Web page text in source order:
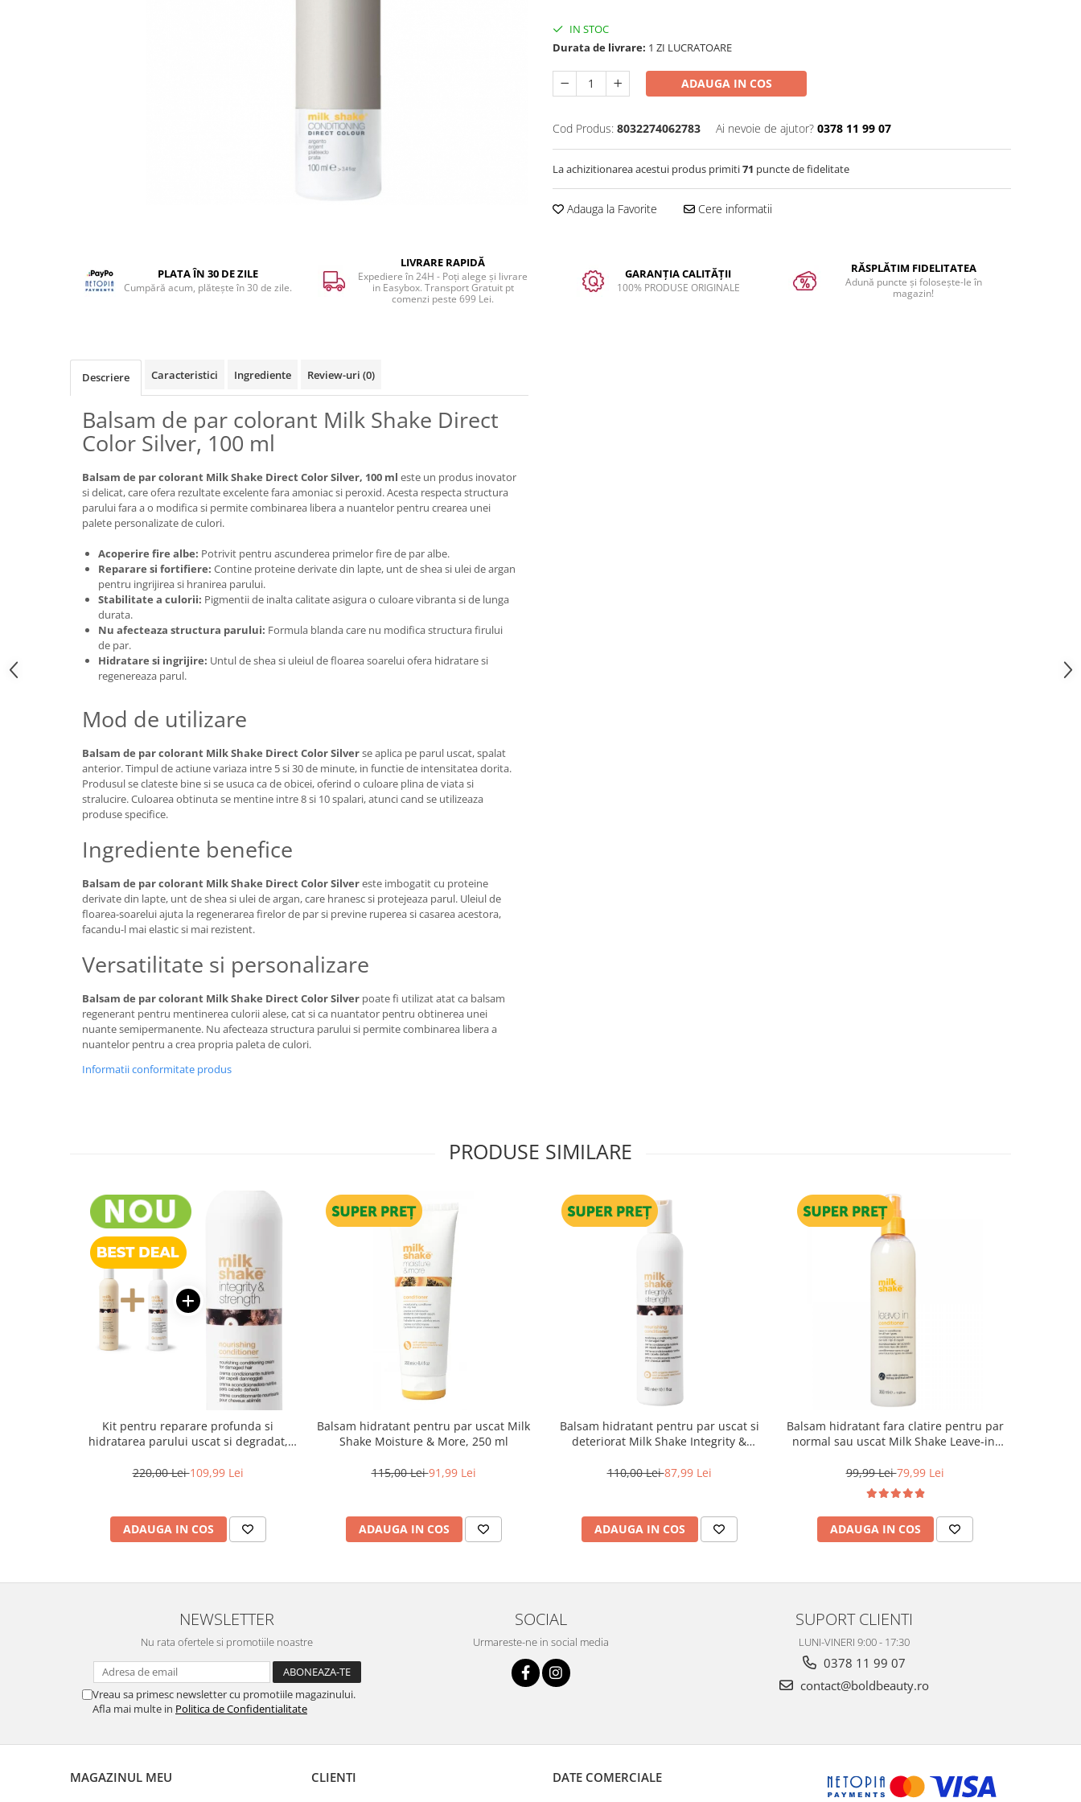
IN STOC
Durata de livrare: 1 ZI LUCRATOARE
ADAUGA IN COS
Cod Produs: 8032274062783 Ai nevoie de ajutor? 0378 11 99 07
La achizitionarea acestui produs primiti71 puncte de fidelitate
Adauga la Favorite Cere informatii
PLATA ÎN 30 DE ZILE
Cumpără acum, plătește în 30 de zile.
LIVRARE RAPIDĂ
Expediere în 24H - Poți alege și livrare
in Easybox. Transport Gratuit pt
comenzi peste 699 Lei.
GARANȚIA CALITĂȚII
100% PRODUSE ORIGINALE
RĂSPLĂTIM FIDELITATEA
Adună puncte și folosește-le în
magazin!
Descriere Caracteristici Ingrediente Review-uri (0)
Balsam de par colorant Milk Shake Direct
Color Silver, 100 ml
Balsam de par colorant Milk Shake Direct Color Silver, 100 ml este un produs inovator
si delicat, care ofera rezultate excelente fara amoniac si peroxid. Acesta respecta structura
parului fara a o modifica si permite combinarea libera a nuantelor pentru crearea unei
palete personalizate de culori.
Acoperire fire albe: Potrivit pentru ascunderea primelor fire de par albe.
Reparare si fortifiere: Contine proteine derivate din lapte, unt de shea si ulei de argan
pentru ingrijirea si hranirea parului.
Stabilitate a culorii: Pigmentii de inalta calitate asigura o culoare vibranta si de lunga
durata.
Nu afecteaza structura parului: Formula blanda care nu modifica structura firului
de par.
Hidratare si ingrijire: Untul de shea si uleiul de floarea soarelui ofera hidratare si
regenereaza parul.
Mod de utilizare
Balsam de par colorant Milk Shake Direct Color Silverse aplica pe parul uscat, spalat
anterior. Timpul de actiune variaza intre 5 si 30 de minute, in functie de intensitatea dorita.
Produsul se clateste bine si se usuca ca de obicei, oferind o culoare plina de viata si
stralucire. Culoarea obtinuta se mentine intre 8 si 10 spalari, atunci cand se utilizeaza
produse specifice.
Ingrediente benefice
Balsam de par colorant Milk Shake Direct Color Silvereste imbogatit cu proteine
derivate din lapte, unt de shea si ulei de argan, care hranesc si protejeaza parul. Uleiul de
floarea-soarelui ajuta la regenerarea firelor de par si previne ruperea si casarea acestora,
facandu-l mai elastic si mai rezistent.
Versatilitate si personalizare
Balsam de par colorant Milk Shake Direct Color Silver poate fi utilizat atat ca balsam
regenerant pentru mentinerea culorii alese, cat si ca nuantator pentru obtinerea unei
nuante semipermanente. Nu afecteaza structura parului si permite combinarea libera a
nuantelor pentru a crea propria paleta de culori.
Informatii conformitate produs
PRODUSE SIMILARE
Kit pentru reparare profunda si
hidratarea parului uscat si degradat,
Nourishing
220,00 Lei109,99 Lei
ADAUGA IN COS
Balsam hidratant pentru par uscat Milk
Shake Moisture & More, 250 ml
115,00 Lei91,99 Lei
ADAUGA IN COS
Balsam hidratant pentru par uscat si
deteriorat Milk Shake Integrity &
110,00 Lei87,99 Lei
ADAUGA IN COS
Balsam hidratant fara clatire pentru par
normal sau uscat Milk Shake Leave-in,
99,99 Lei79,99 Lei
ADAUGA IN COS
NEWSLETTER
Nu rata ofertele si promotiile noastre
Vreau sa primesc newsletter cu promotiile magazinului.
Afla mai multe in Politica de Confidentialitate
SOCIAL
Urmareste-ne in social media
SUPORT CLIENTI
LUNI-VINERI 9:00 - 17:30
0378 11 99 07
contact@boldbeauty.ro
MAGAZINUL MEU CLIENTI DATE COMERCIALE